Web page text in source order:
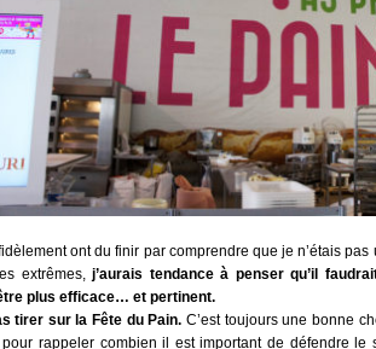
ont du finir par comprendre que je n’étais pas
extrêmes, j’aurais tendance à penser qu’il
plus efficace… et pertinent.
tirer sur la Fête du Pain. C’est toujours une bonne
rappeler combien il est important de défendre le